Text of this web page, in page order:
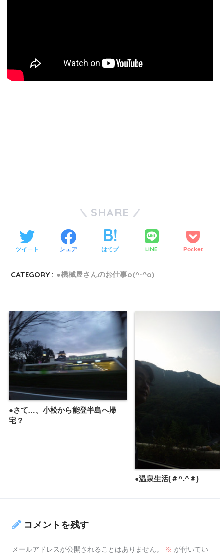
SHARE
ツイート シェア はてブ LINE Pocket
CATEGORY : ●機械屋さんのお仕事o(^-^o)
●さて…、小松から能登半島へ帰
宅？
●温泉生活(＃^.^＃)
コメントを残す
メールアドレスが公開されることはありません。 ※ が付いてい